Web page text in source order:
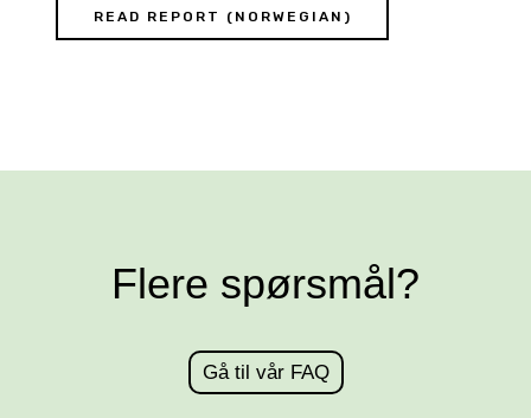
READ REPORT (NORWEGIAN)
Flere spørsmål?
Gå til vår FAQ